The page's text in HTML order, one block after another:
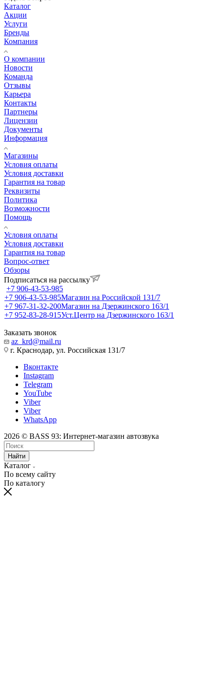
Каталог
Акции
Услуги
Бренды
Компания
О компании
Новости
Команда
Отзывы
Карьера
Контакты
Партнеры
Лицензии
Документы
Информация
Магазины
Условия оплаты
Условия доставки
Гарантия на товар
Реквизиты
Политика
Возможности
Помощь
Условия оплаты
Условия доставки
Гарантия на товар
Вопрос-ответ
Обзоры
Подписаться на рассылку
+7 906-43-53-985
+7 906-43-53-985Магазин на Российской 131/7
+7 967-31-32-200Магазин на Дзержинского 163/1
+7 952-83-28-915Уст.Центр на Дзержинского 163/1
Заказать звонок
az_krd@mail.ru
г. Краснодар, ул. Российская 131/7
Вконтакте
Instagram
Telegram
YouTube
Viber
Viber
WhatsApp
2026 © BASS 93: Интернет-магазин автозвука
Найти
Каталог
По всему сайту
По каталогу